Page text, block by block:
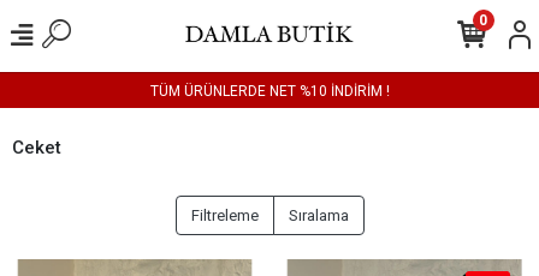
TÜM ÜRÜNLERDE NET %10 İNDİRİM !
0
Ceket
Filtreleme Sıralama